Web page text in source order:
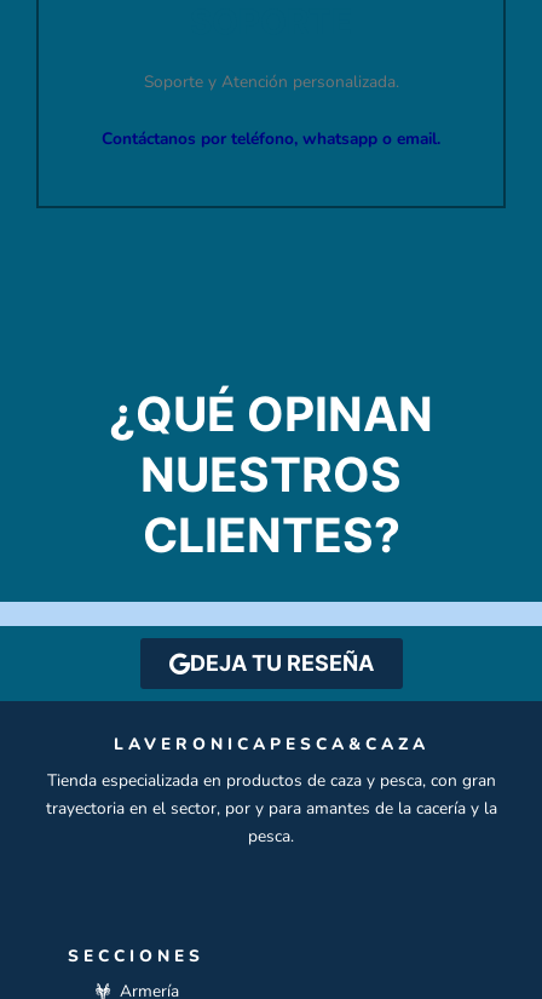
Soporte y Atención personalizada.
Contáctanos por teléfono, whatsapp o email.
¿QUÉ OPINAN
NUESTROS
CLIENTES?
DEJA TU RESEÑA
LAVERONICAPESCA&CAZA
Tienda especializada en productos de caza y pesca, con gran
trayectoria en el sector, por y para amantes de la cacería y la
pesca.
SECCIONES
Armería